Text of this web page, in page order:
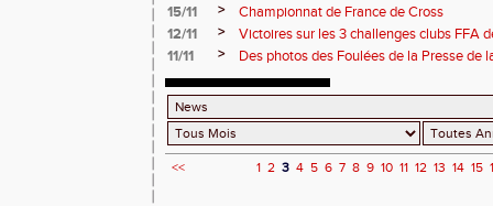
15/11
>
Championnat de France de Cross
12/11
>
Victoires sur les 3 challenges clubs FFA
11/11
> Des photos des Foulées de la Presse de
<< 1 2 3 4 5 6 7 8 9 10 11 12 13 14 15